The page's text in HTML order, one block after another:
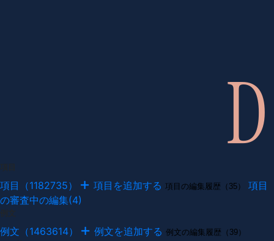
項目（1182735） 項目を追加する 項目の編集履歴（35）
項目
の審査中の編集(4)
例文（1463614） 例文を追加する 例文の編集履歴（39）